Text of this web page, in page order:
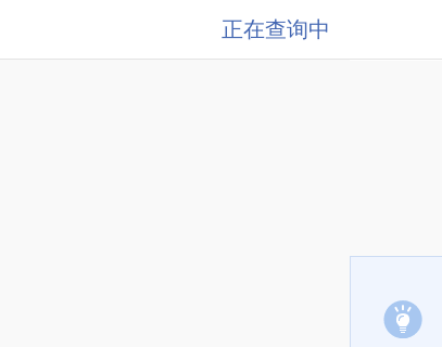
正在查询中